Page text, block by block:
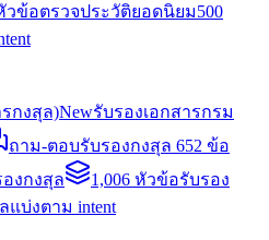
วข้อตรวจประวัติยอดนิยม500
กงสุล)Newรับรองเอกสารกรม
ถาม-ตอบรับรองกงสุล 652 ข้อ
องกงสุล
1,006 หัวข้อรับรอง
แบ่งตาม intent